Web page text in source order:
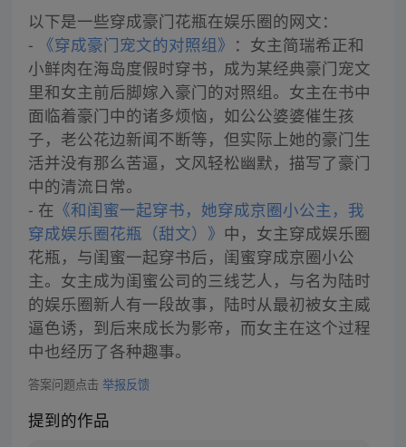
以下是一些穿成豪门花瓶在娱乐圈的网文：
- 《穿成豪门宠文的对照组》 ：女主简瑞希正和
小鲜肉在海岛度假时穿书，成为某经典豪门宠文
里和女主前后脚嫁入豪门的对照组。女主在书中
面临着豪门中的诸多烦恼，如公公婆婆催生孩
子，老公花边新闻不断等，但实际上她的豪门生
活并没有那么苦逼，文风轻松幽默，描写了豪门
中的清流日常。
- 在 《和闺蜜一起穿书，她穿成京圈小公主，我
穿成娱乐圈花瓶（甜文）》 中，女主穿成娱乐圈
花瓶，与闺蜜一起穿书后，闺蜜穿成京圈小公
主。女主成为闺蜜公司的三线艺人，与名为陆时
的娱乐圈新人有一段故事，陆时从最初被女主威
逼色诱，到后来成长为影帝，而女主在这个过程
中也经历了各种趣事。
答案问题点击 举报反馈
提到的作品